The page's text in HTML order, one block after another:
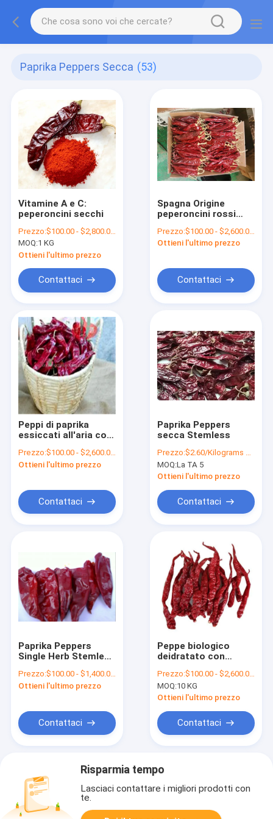
Paprika Peppers Secca (53)
Vitamine A e C:
peperoncini secchi
Prezzo:$100.00 - $2,800.00/Metric Tons
MOQ:1 KG
Ottieni l'ultimo prezzo
Contattaci
Spagna Origine
peperoncini rossi
irresistibile 12000shu
Prezzo:$100.00 - $2,600.00/Metric Tons
Ottieni l'ultimo prezzo
Contattaci
Peppi di paprika
essiccati all'aria con
Prezzo:$100.00 - $2,600.00/Metric Tons
Ottieni l'ultimo prezzo
Contattaci
Paprika Peppers
secca Stemless
Prezzo:$2.60/Kilograms 1-9 Kilograms
MOQ:La TA 5
Ottieni l'ultimo prezzo
Contattaci
Paprika Peppers
Single Herb Stemless
asciugato gli interi
peperoncini rossi
Prezzo:$100.00 - $1,400.00/Metric Tons
Ottieni l'ultimo prezzo
Contattaci
Peppe biologico
deidratato con
Prezzo:$100.00 - $2,600.00/Metric Tons
MOQ:10 KG
Ottieni l'ultimo prezzo
Contattaci
Risparmia tempo
Lasciaci contattare i migliori prodotti con
te.